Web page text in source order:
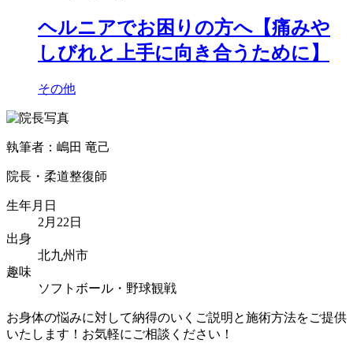
ヘルニアでお困りの方へ【痛みや
しびれと上手に向き合うために】
その他
執筆者：嶋田 竜己
院長・柔道整復師
生年月日
2月22日
出身
北九州市
趣味
ソフトボール・野球観戦
お身体の悩みに対して納得のいくご説明と施術方法をご提供
いたします！お気軽にご相談ください！